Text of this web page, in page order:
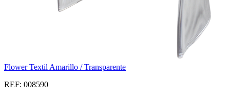
Flower Textil Amarillo / Transparente
REF: 008590